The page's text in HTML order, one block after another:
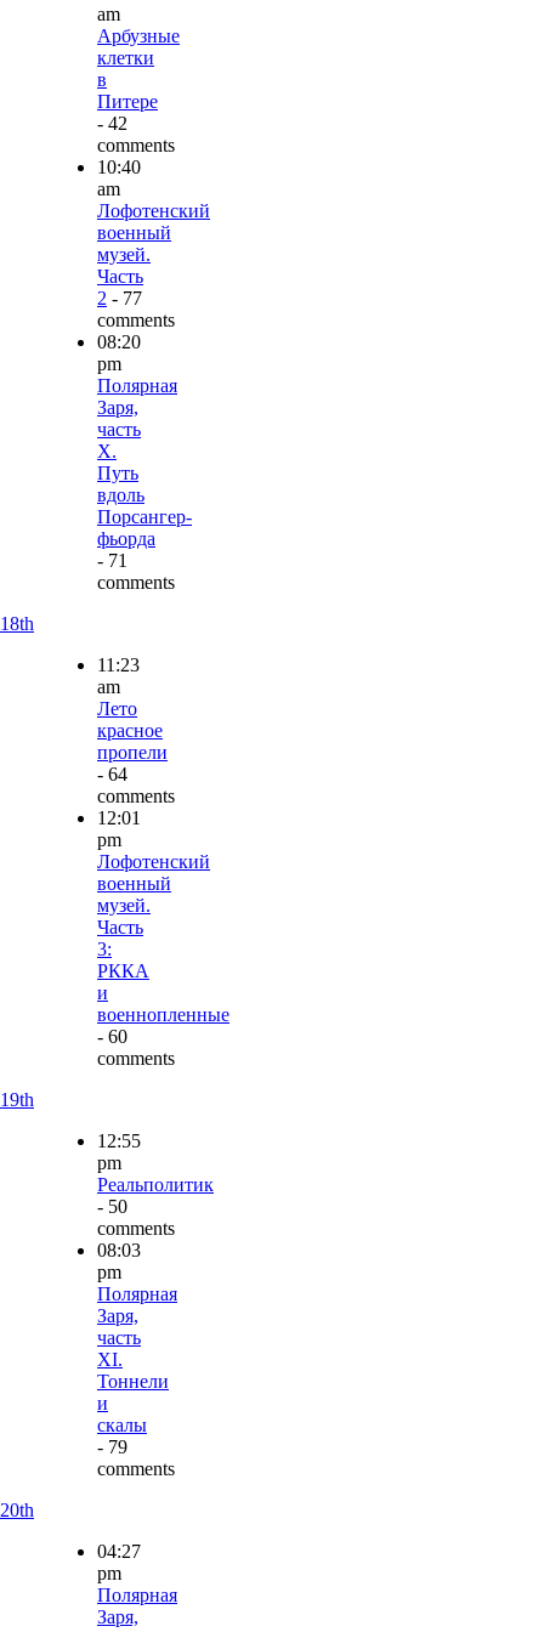
am
Арбузные
клетки
в
Питере
- 42
comments
10:40
am
Лофотенский
военный
музей.
Часть
2 - 77
comments
08:20
pm
Полярная
Заря,
часть
X.
Путь
вдоль
Порсангер-
фьорда
- 71
comments
18th
11:23
am
Лето
красное
пропели
- 64
comments
12:01
pm
Лофотенский
военный
музей.
Часть
3:
РККА
и
военнопленные
- 60
comments
19th
12:55
pm
Реальполитик
- 50
comments
08:03
pm
Полярная
Заря,
часть
XI.
Тоннели
и
скалы
- 79
comments
20th
04:27
pm
Полярная
Заря,